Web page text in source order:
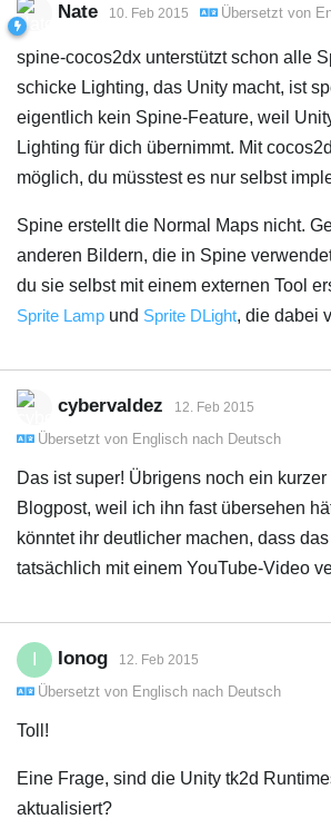
Nate 10. Feb 2015 Übersetzt von
spine-cocos2dx unterstützt schon alle
schicke Lighting, das Unity macht, ist
eigentlich kein Spine-Feature, weil
Lighting für dich übernimmt. Mit
möglich, du müsstest es nur selbst
Spine erstellt die Normal Maps nicht.
anderen Bildern, die in Spine
du sie selbst mit einem externen Tool
Sprite Lamp und Sprite DLight, die dabei
cybervaldez 12. Feb 2015
Übersetzt von Englisch nach Deutsch
Das ist super! Übrigens noch ein
Blogpost, weil ich ihn fast übersehen
könntet ihr deutlicher machen, dass
tatsächlich mit einem YouTube-Video
Ionog 12. Feb 2015
Übersetzt von Englisch nach Deutsch
Toll!
Eine Frage, sind die Unity tk2d
aktualisiert?